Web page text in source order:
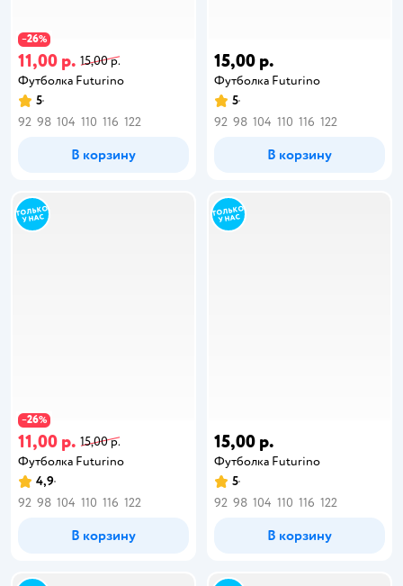
−26%
11,00 р. 15,00 р.
Футболка Futurino
5
92 98 104 110 116 122
В корзину
15,00 р.
Футболка Futurino
5
92 98 104 110 116 122
В корзину
−26%
11,00 р. 15,00 р.
Футболка Futurino
4,9
92 98 104 110 116 122
В корзину
15,00 р.
Футболка Futurino
5
92 98 104 110 116 122
В корзину